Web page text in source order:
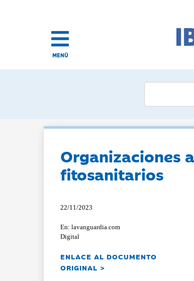
MENÚ
Organizaciones
fitosanitarios
22/11/2023
En: lavanguardia.com
Digital
ENLACE AL DOCUMENTO
ORIGINAL >